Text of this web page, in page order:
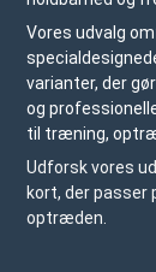
Vores udvalg
varianter, der
og
til træning,
Udforsk vores
kort, der
optræden.